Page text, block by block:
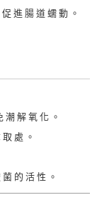
進腸道蠕動。
潮解氧化。
處。
的活性。